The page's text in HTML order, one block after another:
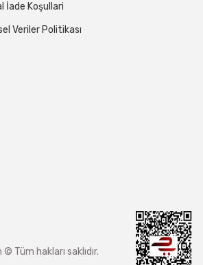
İade Koşullari
Veriler Politikası
hakları saklıdır.